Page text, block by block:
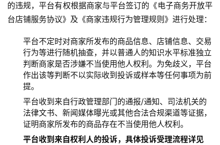
的违规，平台有权根据商家与平台签订的《电子商务开放平
台店铺服务协议》及《商家违规行为管理规则》进行处理：
平台不定时对商家所发布的商品信息、店铺信息、交易
行为等进行随机抽查，并以普通人的知识水平标准独立
判断商家是否涉嫌不当使用他人权利。为免歧义，平台
作出该等判断不以实际收到投诉或样本等任何事项为前
提。
平台收到来自行政管理部门的通报/通知、司法机关的
法律文书、新闻媒体曝光或其他合法合规渠道等证据，
证明商家所发布的商品存在不当使用他人权利。
平台收到来自权利人的投诉，具体投诉受理流程详见